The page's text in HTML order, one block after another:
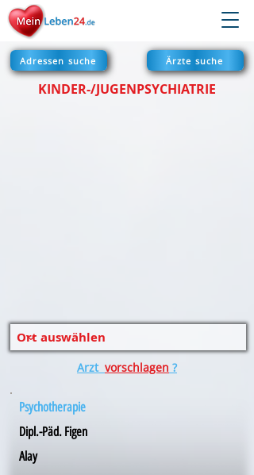
Adressen suche Ärzte suche
KINDER-/JUGENPSYCHIATRIE
Arzt vorschlagen ?
Psychotherapie
Dipl.-Päd. Figen
Alay